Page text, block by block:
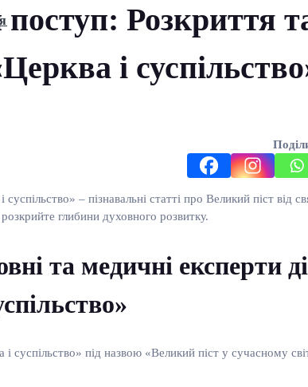
Розкриття
і
– пізнавальні статті про Великий піст від
глибини духовного розвитку.
та медичні експерти
суспільство» під назвою «Великий піст у сучасному